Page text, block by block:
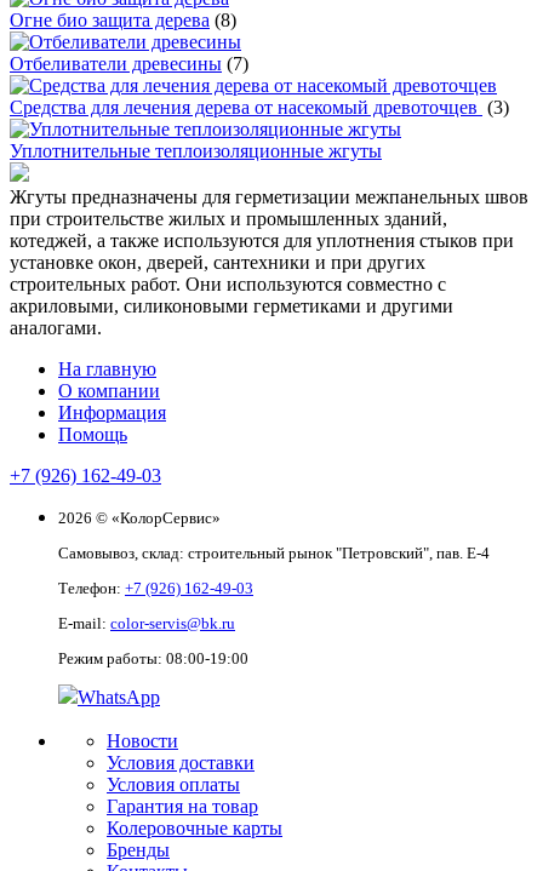
Огне био защита дерева (8)
Отбеливатели древесины (7)
Средства для лечения дерева от насекомый древоточцев (3)
Уплотнительные теплоизоляционные жгуты
Жгуты предназначены для герметизации межпанельных швов
при строительстве жилых и промышленных зданий,
котеджей, а также используются для уплотнения стыков при
установке окон, дверей, сантехники и при других
строительных работ. Они используются совместно с
акриловыми, силиконовыми герметиками и другими
аналогами.
На главную
О компании
Информация
Помощь
+7 (926) 162-49-03
2026 © «КолорСервис»
Самовывоз, склад: строительный рынок "Петровский", пав. Е-4
Телефон: +7 (926) 162-49-03
E-mail: color-servis@bk.ru
Режим работы: 08:00-19:00
WhatsApp
Новости
Условия доставки
Условия оплаты
Гарантия на товар
Колеровочные карты
Бренды